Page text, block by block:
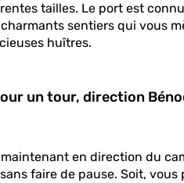
tailles. Le port est
sentiers qui vous
huîtres.
un tour, direction
en direction du
faire de pause. Soit,